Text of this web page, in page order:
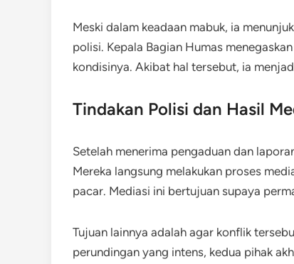
Meski dalam keadaan mabuk, ia
polisi. Kepala Bagian Humas
kondisinya. Akibat hal tersebut, ia
Tindakan Polisi dan Hasil
Setelah menerima pengaduan dan
Mereka langsung melakukan proses
pacar. Mediasi ini bertujuan supaya
Tujuan lainnya adalah agar konflik
perundingan yang intens, kedua pihak